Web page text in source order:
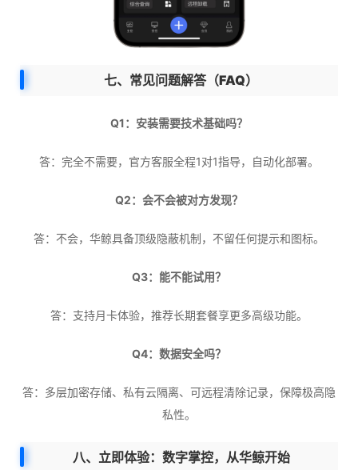
七、常见问题解答（FAQ）
Q1：安装需要技术基础吗？
答：完全不需要，官方客服全程1对1指导，自动化部署。
Q2：会不会被对方发现？
答：不会，华鲸具备顶级隐蔽机制，不留任何提示和图标。
Q3：能不能试用？
答：支持月卡体验，推荐长期套餐享更多高级功能。
Q4：数据安全吗？
答：多层加密存储、私有云隔离、可远程清除记录，保障极高隐
私性。
八、立即体验：数字掌控，从华鲸开始